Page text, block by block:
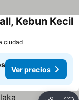
Kebun Kecil
ciudad
Ver precios